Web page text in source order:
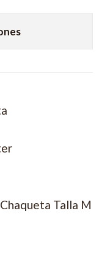
Talla M